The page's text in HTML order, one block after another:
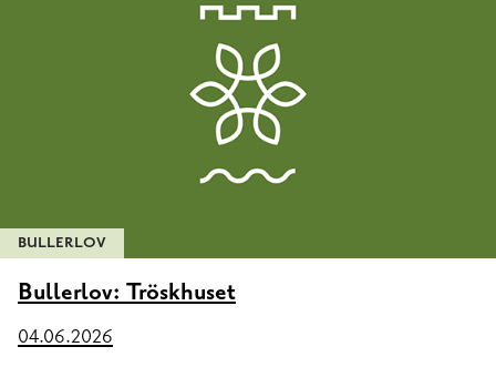
BULLERLOV
Bullerlov: Tröskhuset
04.06.2026